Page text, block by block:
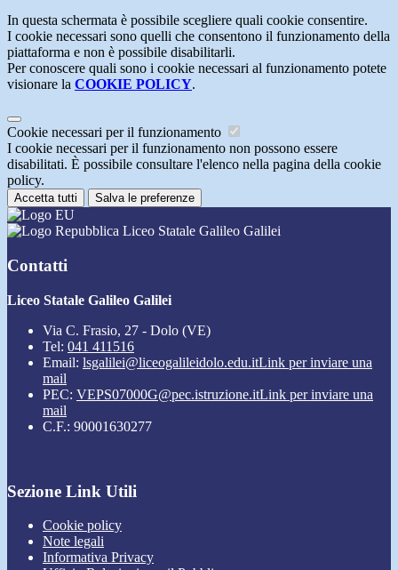
In questa schermata è possibile scegliere quali cookie consentire.
I cookie necessari sono quelli che consentono il funzionamento della
piattaforma e non è possibile disabilitarli.
Per conoscere quali sono i cookie necessari al funzionamento potete
visionare la COOKIE POLICY.
Cookie necessari per il funzionamento
I cookie necessari per il funzionamento non possono essere
disabilitati. È possibile consultare l'elenco nella pagina della cookie
policy.
Accetta tutti Salva le preferenze
Liceo Statale Galileo Galilei
Contatti
Liceo Statale Galileo Galilei
Via C. Frasio, 27 - Dolo (VE)
Tel: 041 411516
Email: lsgalilei@liceogalileidolo.edu.itLink per inviare una
mail
PEC: VEPS07000G@pec.istruzione.itLink per inviare una
mail
C.F.: 90001630277
Sezione Link Utili
Cookie policy
Note legali
Informativa Privacy